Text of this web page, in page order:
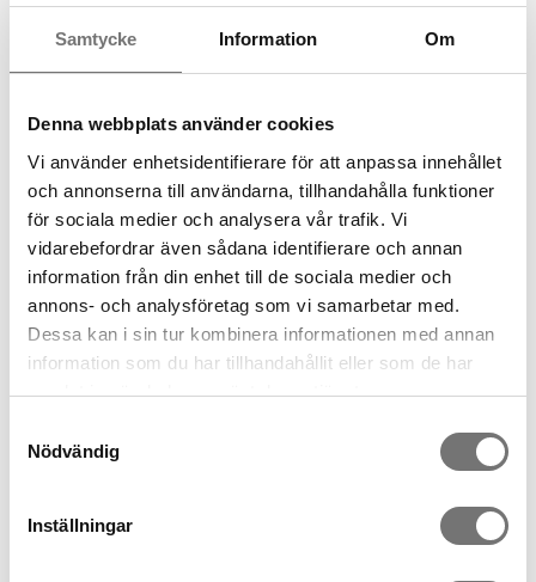
Samtycke Information Om
Denna webbplats använder cookies
Vi använder enhetsidentifierare för att anpassa innehållet
och annonserna till användarna, tillhandahålla funktioner
för sociala medier och analysera vår trafik. Vi
vidarebefordrar även sådana identifierare och annan
information från din enhet till de sociala medier och
annons- och analysföretag som vi samarbetar med.
Dessa kan i sin tur kombinera informationen med annan
information som du har tillhandahållit eller som de har
samlat in när du har använt deras tjänster.
Nödvändig
Inställningar
Material: 18/8 Stainless stell/ 13/0 knife
Skötselråd: Diskas i diskmaskin, kniven bör torkas av.
Design: Pascal Charmolu
Alla Born in Swedens designs är framtagna enbart för oss i
samarbete med duktiga och välrenommerade designers. Vi
använder oss av små fabriker som vi har en lång relation med
och rena material som antingen är återvunna, eller enkelt kan
återvinnas.
Spara som favorit
Rekommenderade tillbehör till